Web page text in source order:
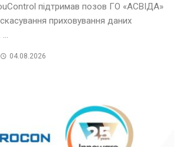
підтримав позов ГО «АСВІДА»
приховування даних
04.08.2026